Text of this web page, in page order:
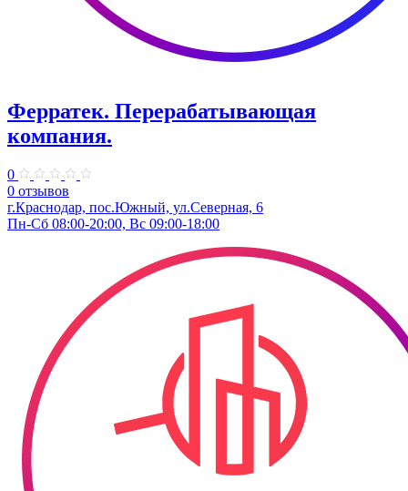
Ферратек. Перерабатывающая
компания.
0
0 отзывов
г.Краснодар, пос.Южный, ул.Северная, 6
Пн-Сб 08:00-20:00, Вс 09:00-18:00